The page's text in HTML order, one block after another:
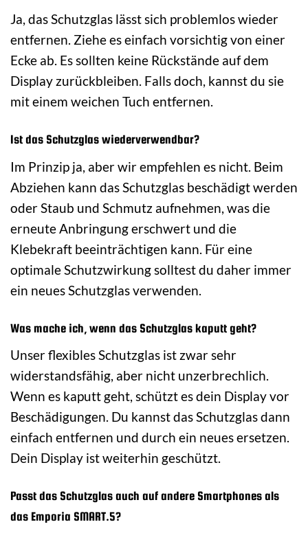
Ja, das Schutzglas lässt sich problemlos wieder
entfernen. Ziehe es einfach vorsichtig von einer
Ecke ab. Es sollten keine Rückstände auf dem
Display zurückbleiben. Falls doch, kannst du sie
mit einem weichen Tuch entfernen.
Ist das Schutzglas wiederverwendbar?
Im Prinzip ja, aber wir empfehlen es nicht. Beim
Abziehen kann das Schutzglas beschädigt werden
oder Staub und Schmutz aufnehmen, was die
erneute Anbringung erschwert und die
Klebekraft beeinträchtigen kann. Für eine
optimale Schutzwirkung solltest du daher immer
ein neues Schutzglas verwenden.
Was mache ich, wenn das Schutzglas kaputt geht?
Unser flexibles Schutzglas ist zwar sehr
widerstandsfähig, aber nicht unzerbrechlich.
Wenn es kaputt geht, schützt es dein Display vor
Beschädigungen. Du kannst das Schutzglas dann
einfach entfernen und durch ein neues ersetzen.
Dein Display ist weiterhin geschützt.
Passt das Schutzglas auch auf andere Smartphones als
das Emporia SMART.5?